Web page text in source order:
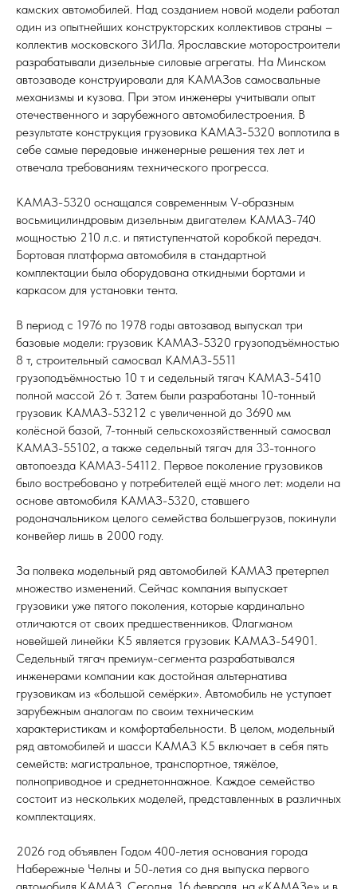
камских автомобилей. Над созданием новой модели работал
один из опытнейших конструкторских коллективов страны –
коллектив московского ЗИЛа. Ярославские моторостроители
разрабатывали дизельные силовые агрегаты. На Минском
автозаводе конструировали для КАМАЗов самосвальные
механизмы и кузова. При этом инженеры учитывали опыт
отечественного и зарубежного автомобилестроения. В
результате конструкция грузовика КАМАЗ-5320 воплотила в
себе самые передовые инженерные решения тех лет и
отвечала требованиям технического прогресса.
КАМАЗ-5320 оснащался современным V-образным
восьмицилиндровым дизельным двигателем КАМАЗ-740
мощностью 210 л.с. и пятиступенчатой коробкой передач.
Бортовая платформа автомобиля в стандартной
комплектации была оборудована откидными бортами и
каркасом для установки тента.
В период с 1976 по 1978 годы автозавод выпускал три
базовые модели: грузовик КАМАЗ-5320 грузоподъёмностью
8 т, строительный самосвал КАМАЗ-5511
грузоподъёмностью 10 т и седельный тягач КАМАЗ-5410
полной массой 26 т. Затем были разработаны 10-тонный
грузовик КАМАЗ-53212 с увеличенной до 3690 мм
колёсной базой, 7-тонный сельскохозяйственный самосвал
КАМАЗ-55102, а также седельный тягач для 33-тонного
автопоезда КАМАЗ-54112. Первое поколение грузовиков
было востребовано у потребителей ещё много лет: модели на
основе автомобиля КАМАЗ-5320, ставшего
родоначальником целого семейства большегрузов, покинули
конвейер лишь в 2000 году.
За полвека модельный ряд автомобилей КАМАЗ претерпел
множество изменений. Сейчас компания выпускает
грузовики уже пятого поколения, которые кардинально
отличаются от своих предшественников. Флагманом
новейшей линейки К5 является грузовик КАМАЗ-54901.
Седельный тягач премиум-сегмента разрабатывался
инженерами компании как достойная альтернатива
грузовикам из «большой семёрки». Автомобиль не уступает
зарубежным аналогам по своим техническим
характеристикам и комфортабельности. В целом, модельный
ряд автомобилей и шасси КАМАЗ К5 включает в себя пять
семейств: магистральное, транспортное, тяжёлое,
полноприводное и среднетоннажное. Каждое семейство
состоит из нескольких моделей, представленных в различных
комплектациях.
2026 год объявлен Годом 400-летия основания города
Набережные Челны и 50-летия со дня выпуска первого